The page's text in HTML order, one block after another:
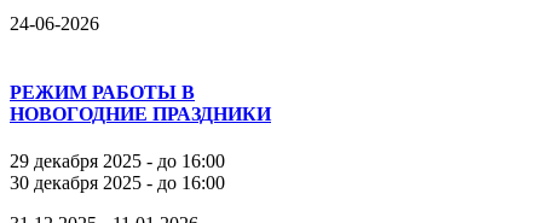
24-06-2026
РЕЖИМ РАБОТЫ В
НОВОГОДНИЕ ПРАЗДНИКИ
29 декабря 2025 - до 16:00
30 декабря 2025 - до 16:00